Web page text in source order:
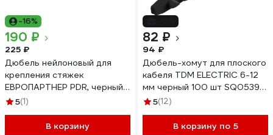
-16%
190 ₽
225 ₽
Дюбель нейлоновый для
крепления стяжек
ЕВРОПАРТНЕР PDR, черный,
UV (25 шт.) 3 0823 2
5(1)
В корзину
82 ₽
94 ₽
Дюбель-хомут для плоского
кабеля TDM ELECTRIC 6-12
мм черный 100 шт SQ0539-
0034
5(12)
В корзину по 5